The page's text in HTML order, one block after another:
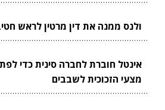
ולנס ממנה את דין מרטין לראש
אינטל חוברת לחברה סינית כדי
מצעי הזכוכית לשבבים